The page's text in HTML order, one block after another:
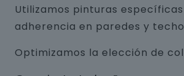
Utilizamos pinturas
adherencia en paredes y
Optimizamos la elección de